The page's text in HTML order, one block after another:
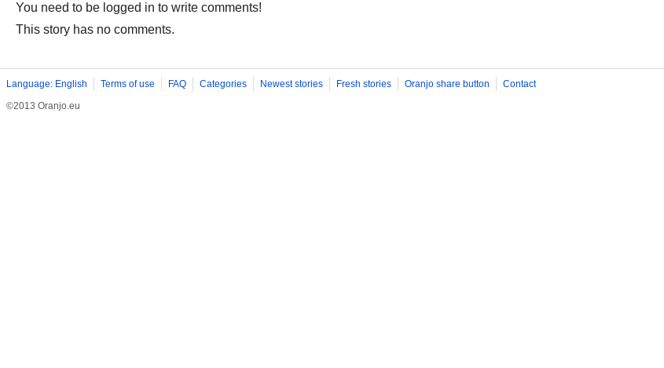
You need to be logged in to write comments!
This story has no comments.
Language: English Terms of use FAQ Categories Newest stories Fresh stories Oranjo share button
Contact
©2013 Oranjo.eu